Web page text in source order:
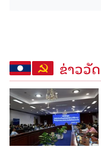
ຂ່າວວັ